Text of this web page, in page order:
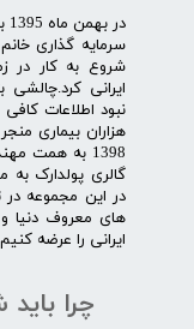
سرمایه گذاری
شروع به کار در
ایرانی
نبود اطلاعات
هزاران بیماری
1398 به همت
گالری پولدارک به
در این مجموعه در
های معروف دنیا و
ایرانی را عرضه
چرا